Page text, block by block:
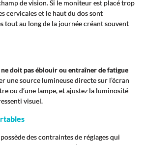
de vision. Si le moniteur est placé trop
cervicales et le haut du dos sont
tout au long de la journée créant souvent
ne doit pas éblouir ou entraîner de fatigue
une source lumineuse directe sur l’écran
ou d’une lampe, et ajustez la luminosité
visuel.
des contraintes de réglages qui